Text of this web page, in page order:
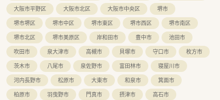
■地域密着型の薬局です。
■長くお勤めの方が多く、40～60代の方がメインで落ち着いた
環境です。スタッフみんなが長く勤めたいと思っていただける
よう働きやすい職場づくりに力を入れています。
■正社員でも週30時間や週40時間の時間数が選択でき、ラスト
勤務の回数もご相談可能です。
■車通勤・バイク通勤・自転車通勤の場合の交通費が大変手厚く、
収入面ＵＰも見込めます。
■交通費とは別に任意保険代も半額補助を受けれます。
■再雇用・延長雇用制度があります。最長75歳まで、薬剤師とし
てご活躍いただけます。
大阪市平野区
大阪市北区 大阪市中央区
堺市
堺市堺区
堺市中区 堺市東区 堺市西区
堺市南区
堺市北区
堺市美原区 岸和田市 豊中市
池田市
吹田市
泉大津市 高槻市 貝塚市 守口市
枚方市
茨木市
八尾市 泉佐野市 富田林市
寝屋川市
河内長野市
松原市 大東市 和泉市
箕面市
柏原市
羽曳野市 門真市 摂津市
高石市